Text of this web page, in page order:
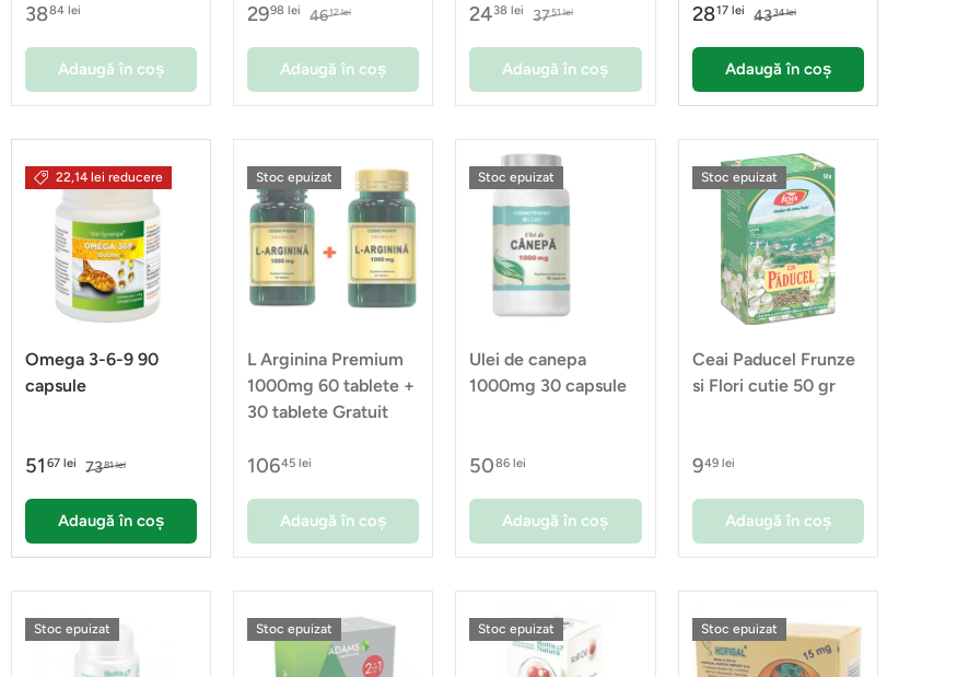
3884 lei
Adaugă în coș
2998 lei 4612 lei
Adaugă în coș
2438 lei 3751 lei
Adaugă în coș
2817 lei 4334 lei
Adaugă în coș
22,14 lei reducere
Omega 3-6-9 90
capsule
51 67 lei 7381 lei
Adaugă în coș
Stoc epuizat
L Arginina Premium
1000mg 60 tablete +
30 tablete Gratuit
10645 lei
Adaugă în coș
Stoc epuizat
Ulei de canepa
1000mg 30 capsule
5086 lei
Adaugă în coș
Stoc epuizat
Ceai Paducel Frunze
si Flori cutie 50 gr
949 lei
Adaugă în coș
Stoc epuizat Stoc epuizat Stoc epuizat Stoc epuizat